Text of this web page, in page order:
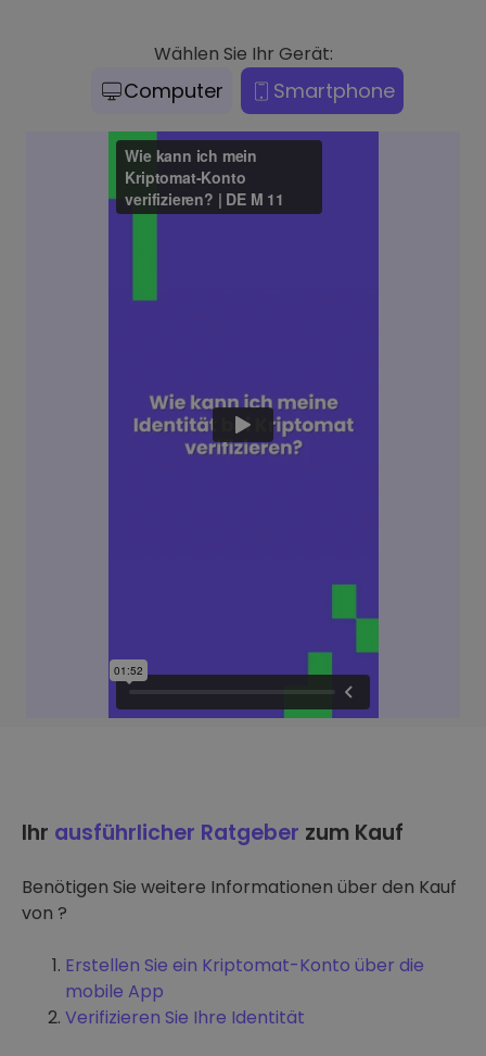
Wählen Sie Ihr Gerät:
Computer Smartphone
Ihr ausführlicher Ratgeber zum Kauf
Benötigen Sie weitere Informationen über den Kauf
von ?
Erstellen Sie ein Kriptomat-Konto über die
mobile App
Verifizieren Sie Ihre Identität